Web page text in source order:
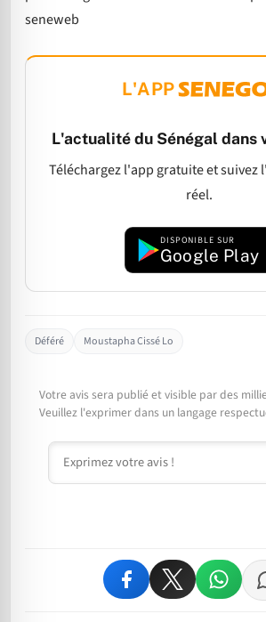
seneweb
L'APP
L'actualité du Sénégal dans
Téléchargez l'app gratuite et suivez
réel.
DISPONIBLE SUR
Google Play
Déféré Moustapha Cissé Lo
Votre avis sera publié et visible par des
Veuillez l'exprimer dans un langage
Commentaire